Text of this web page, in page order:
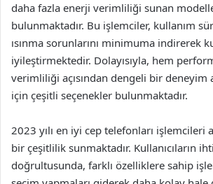
daha fazla enerji verimliliği sunan
bulunmaktadır. Bu işlemciler, kullanım
ısınma sorunlarını minimuma indirerek
iyileştirmektedir. Dolayısıyla, hem
verimliliği açısından dengeli bir deneyim
için çeşitli seçenekler bulunmaktadır.
2023 yılı en iyi cep telefonları işlemcileri
bir çeşitlilik sunmaktadır. Kullanıcıların
doğrultusunda, farklı özelliklere sahip